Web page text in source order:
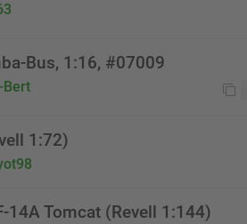
Bus, 1:16, #07009
Bert
1:72)
14A Tomcat (Revell 1:144)